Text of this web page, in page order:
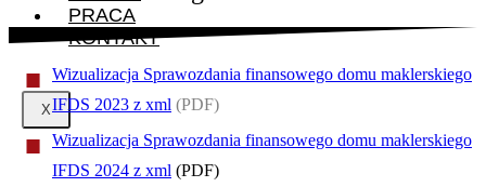
PRACA
KONTAKT
X
Wizualizacja Sprawozdania finansowego domu maklerskiego
IFDS 2023 z xml (PDF)
Wizualizacja Sprawozdania finansowego domu maklerskiego
IFDS 2024 z xml (PDF)